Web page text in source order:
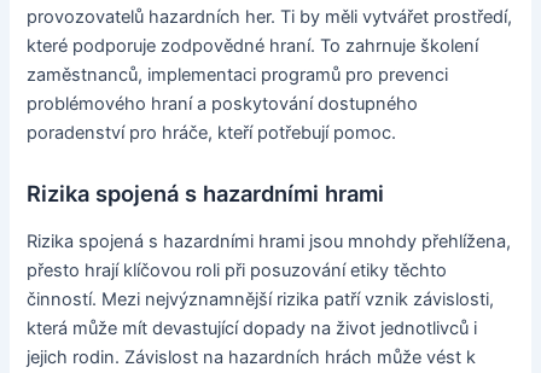
provozovatelů hazardních her. Ti by měli vytvářet prostředí,
které podporuje zodpovědné hraní. To zahrnuje školení
zaměstnanců, implementaci programů pro prevenci
problémového hraní a poskytování dostupného
poradenství pro hráče, kteří potřebují pomoc.
Rizika spojená s hazardními hrami
Rizika spojená s hazardními hrami jsou mnohdy přehlížena,
přesto hrají klíčovou roli při posuzování etiky těchto
činností. Mezi nejvýznamnější rizika patří vznik závislosti,
která může mít devastující dopady na život jednotlivců i
jejich rodin. Závislost na hazardních hrách může vést k